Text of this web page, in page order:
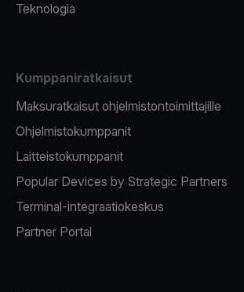
Teknologia
Kumppaniratkaisut
Maksuratkaisut ohjelmistontoimittajille
Ohjelmistokumppanit
Laitteistokumppanit
Popular Devices by Strategic Partners
Terminal-integraatiokeskus
Partner Portal